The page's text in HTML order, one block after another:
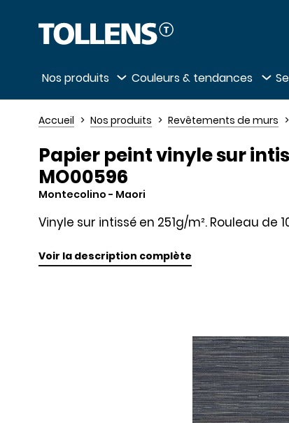
Passer la liste des magasins et aller
Nos produits Couleurs & tendances
Accueil Nos produits Revêtements de murs
Papier peint vinyle sur
MO00596
Montecolino - Maori
Vinyle sur intissé en 251g/m². Rouleau de
Voir la description complète